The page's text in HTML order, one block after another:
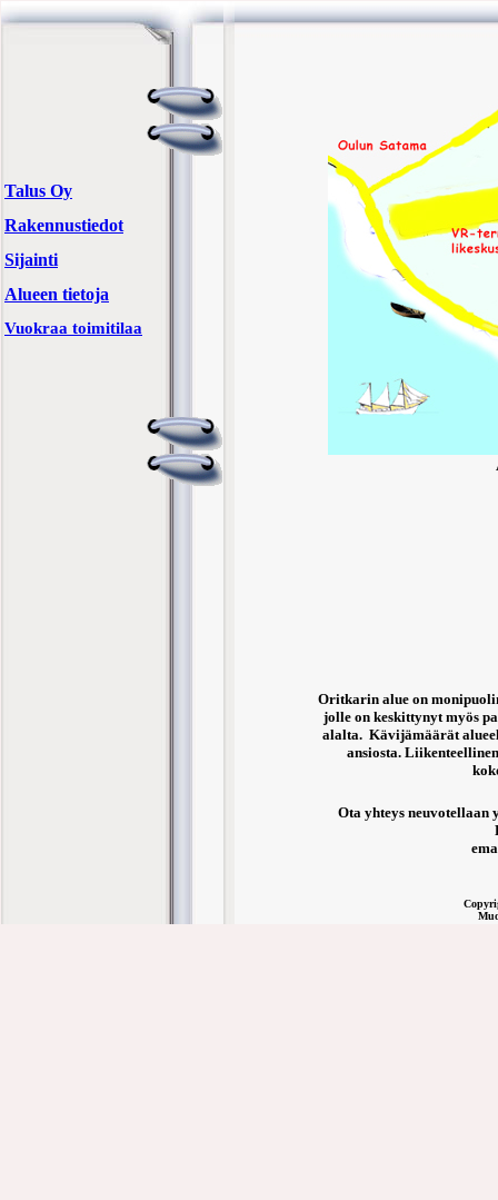
Talus Oy
Rakennustiedot
Sijainti
Alueen tietoja
Vuokraa toimitilaa
Oritkarin alue on
jolle on keskittynyt myös
alalta. Kävijämäärät
ansiosta.
Ota yhteys neuvotellaan